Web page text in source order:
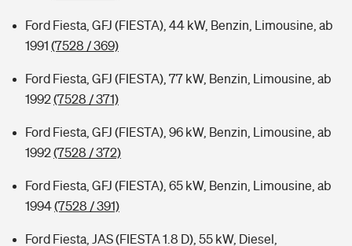
Ford Fiesta, GFJ (FIESTA), 44 kW, Benzin, Limousine, ab
1991 (7528 / 369)
Ford Fiesta, GFJ (FIESTA), 77 kW, Benzin, Limousine, ab
1992(7528 / 371)
Ford Fiesta, GFJ (FIESTA), 96 kW, Benzin, Limousine, ab
1992(7528 / 372)
Ford Fiesta, GFJ (FIESTA), 65 kW, Benzin, Limousine, ab
1994(7528 / 391)
Ford Fiesta, JAS (FIESTA 1.8 D), 55 kW, Diesel,